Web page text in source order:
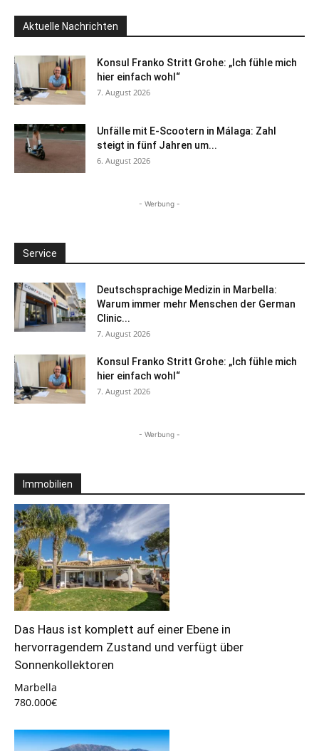
Aktuelle Nachrichten
Konsul Franko Stritt Grohe: „Ich fühle mich
hier einfach wohl“
7. August 2026
Unfälle mit E-Scootern in Málaga: Zahl
steigt in fünf Jahren um...
6. August 2026
- Werbung -
Service
Deutschsprachige Medizin in Marbella:
Warum immer mehr Menschen der German
Clinic...
7. August 2026
Konsul Franko Stritt Grohe: „Ich fühle mich
hier einfach wohl“
7. August 2026
- Werbung -
Immobilien
Das Haus ist komplett auf einer Ebene in
hervorragendem Zustand und verfügt über
Sonnenkollektoren
Marbella
780.000€